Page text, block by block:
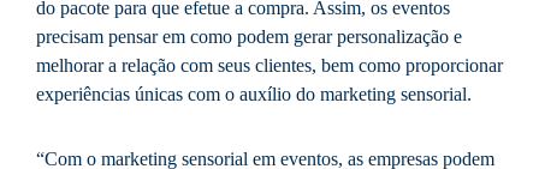
do pacote para que efetue a compra. Assim, os eventos
precisam pensar em como podem gerar personalização e
melhorar a relação com seus clientes, bem como proporcionar
experiências únicas com o auxílio do marketing sensorial.
“Com o marketing sensorial em eventos, as empresas podem